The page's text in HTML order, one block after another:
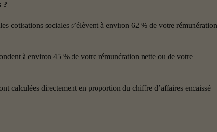
?
cotisations sociales s’élèvent à environ 62 % de votre rémunération
à environ 45 % de votre rémunération nette ou de votre
calculées directement en proportion du chiffre d’affaires encaissé